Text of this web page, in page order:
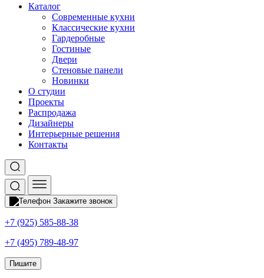
Каталог
Современные кухни
Классические кухни
Гардеробные
Гостиные
Двери
Стеновые панели
Новинки
О студии
Проекты
Распродажа
Дизайнеры
Интерьерные решения
Контакты
Закажите звонок
+7 (925) 585-88-38
+7 (495) 789-48-97
Пишите